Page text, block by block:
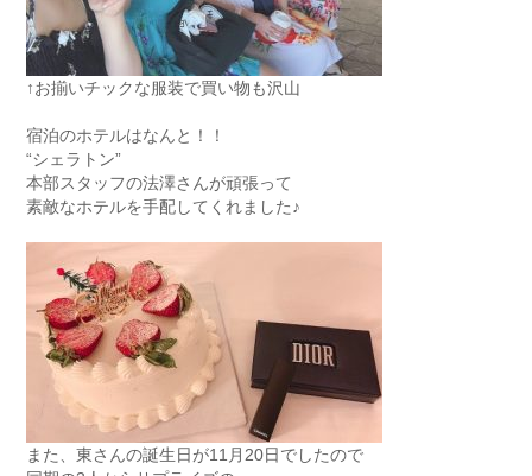
↑お揃いチックな服装で買い物も沢山
宿泊のホテルはなんと！！
“シェラトン”
本部スタッフの法澤さんが頑張って
素敵なホテルを手配してくれました♪
また、東さんの誕生日が11月20日でしたので